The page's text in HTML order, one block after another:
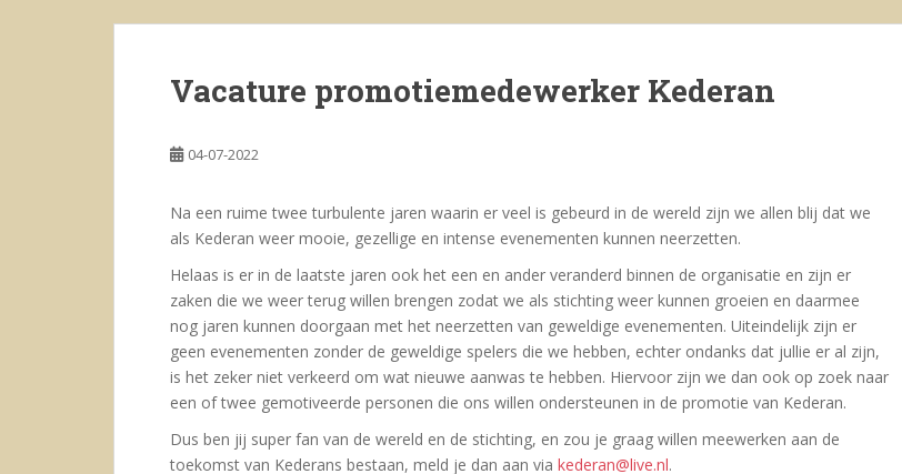
Vacature promotiemedewerker Kederan
04-07-2022
Na een ruime twee turbulente jaren waarin er veel is gebeurd in de wereld zijn we allen blij dat we
als Kederan weer mooie, gezellige en intense evenementen kunnen neerzetten.
Helaas is er in de laatste jaren ook het een en ander veranderd binnen de organisatie en zijn er
zaken die we weer terug willen brengen zodat we als stichting weer kunnen groeien en daarmee
nog jaren kunnen doorgaan met het neerzetten van geweldige evenementen. Uiteindelijk zijn er
geen evenementen zonder de geweldige spelers die we hebben, echter ondanks dat jullie er al zijn,
is het zeker niet verkeerd om wat nieuwe aanwas te hebben. Hiervoor zijn we dan ook op zoek naar
een of twee gemotiveerde personen die ons willen ondersteunen in de promotie van Kederan.
Dus ben jij super fan van de wereld en de stichting, en zou je graag willen meewerken aan de
toekomst van Kederans bestaan, meld je dan aan via kederan@live.nl.